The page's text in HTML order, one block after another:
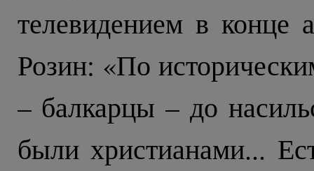
телевидением в конце
Розин: «По
– балкарцы – до
были христианами...